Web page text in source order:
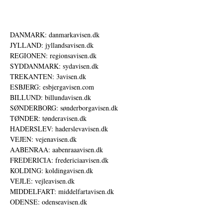
DANMARK: danmarkavisen.dk
JYLLAND: jyllandsavisen.dk
REGIONEN: regionsavisen.dk
SYDDANMARK: sydavisen.dk
TREKANTEN: 3avisen.dk
ESBJERG: esbjergavisen.com
BILLUND: billundavisen.dk
SØNDERBORG: sønderborgavisen.dk
TØNDER: tønderavisen.dk
HADERSLEV: haderslevavisen.dk
VEJEN: vejenavisen.dk
AABENRAA: aabenraaavisen.dk
FREDERICIA: fredericiaavisen.dk
KOLDING: koldingavisen.dk
VEJLE: vejleavisen.dk
MIDDELFART: middelfartavisen.dk
ODENSE: odenseavisen.dk